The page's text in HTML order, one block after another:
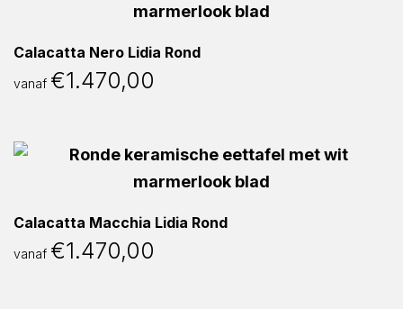
Calacatta Nero Lidia Rond
vanaf €1.470,00
Calacatta Macchia Lidia Rond
vanaf €1.470,00